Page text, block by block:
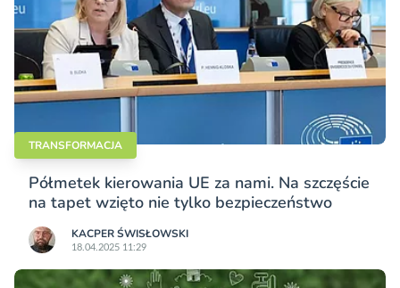
TRANSFORMACJA
Półmetek kierowania UE za nami. Na szczęście
na tapet wzięto nie tylko bezpieczeństwo
KACPER ŚWISŁO­WSKI
18.04.2025 11:29